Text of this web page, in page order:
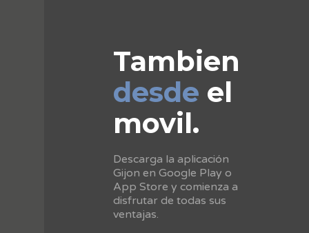
Tambien
desde el
movil.
Descarga la aplicación
Gijon en Google Play o
App Store y comienza a
disfrutar de todas sus
ventajas.